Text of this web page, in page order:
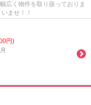
広く物件を取り扱っておりま
ませ！！
円)